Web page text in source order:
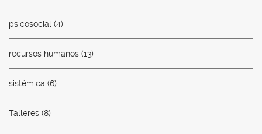
psicosocial (4)
recursos humanos (13)
sistémica (6)
Talleres (8)